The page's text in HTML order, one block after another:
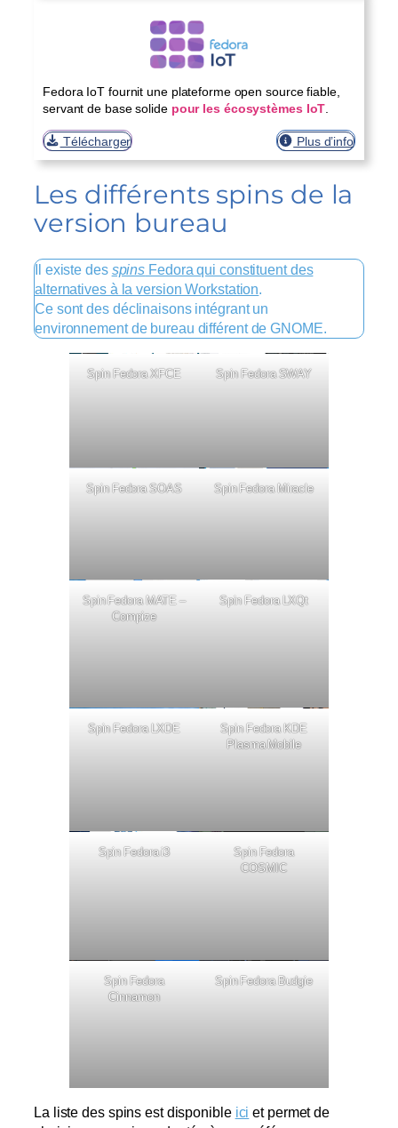
Fedora IoT fournit une plateforme open source fiable,
servant de base solide pour les écosystèmes IoT.
Télécharger
Plus d’info
Les différents spins de la
version bureau
Il existe desspins Fedora qui constituent des
alternatives à la version Workstation.
Ce sont des déclinaisons intégrant un
environnement de bureau différent de GNOME.
Spin Fedora XFCE Spin Fedora SWAY
Spin Fedora SOAS Spin Fedora Miracle
Spin Fedora MATE –
Compize
Spin Fedora LXQt
Spin Fedora LXDE
Spin Fedora KDE
Plasma Mobile
Spin Fedora i3
Spin Fedora
COSMIC
Spin Fedora
Cinnamon
Spin Fedora Budgie
La liste des spins est disponible ici et permet de